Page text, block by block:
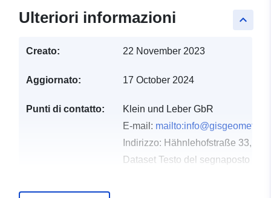
keyboard_arrow_up
Ulteriori informazioni
Creato: 22 November 2023
Aggiornato: 17 October 2024
Punti di contatto:
Klein und Leber GbR
E-mail:
Indirizzo: Hähnlehofstraße 33,
Dataset Testo del segnaposto